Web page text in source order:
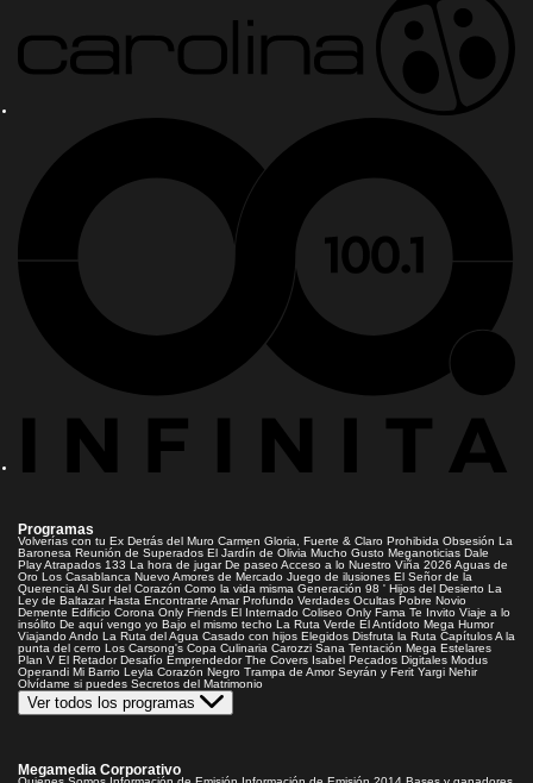
Programas
Volverías con tu Ex Detrás del Muro Carmen Gloria, Fuerte & Claro Prohibida Obsesión La
Baronesa Reunión de Superados El Jardín de Olivia Mucho Gusto Meganoticias Dale
PlayAtrapados 133 La hora de jugar De paseoAcceso a lo Nuestro Viña 2026 Aguas de
Oro Los Casablanca Nuevo Amores de Mercado Juego de ilusiones El Señor de la
Querencia Al Sur del Corazón Como la vida misma Generación 98 ' Hijos del Desierto La
Ley de Baltazar Hasta Encontrarte Amar Profundo Verdades Ocultas Pobre Novio
Demente Edificio Corona Only Friends El Internado Coliseo Only Fama Te Invito Viaje a lo
insólito De aquí vengo yo Bajo el mismo techo La Ruta Verde El Antídoto Mega Humor
Viajando Ando La Ruta del Agua Casado con hijos Elegidos Disfruta la Ruta CapítulosA la
punta del cerro Los Carsong's Copa Culinaria Carozzi Sana Tentación Mega Estelares
Plan V El Retador Desafío Emprendedor The Covers Isabel Pecados Digitales Modus
Operandi Mi Barrio Leyla Corazón Negro Trampa de Amor Seyrán y Ferit Yargi Nehir
Olvídame si puedes Secretos del Matrimonio
Ver todos los programas
Megamedia Corporativo